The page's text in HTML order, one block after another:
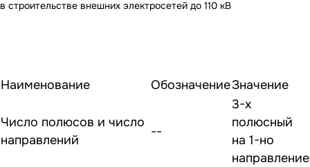
в строительстве внешних электросетей до 110 кВ
Наименование ОбозначениеЗначение
Число полюсов и число
направлений
--
3-х
полюсный
на 1-но
направление